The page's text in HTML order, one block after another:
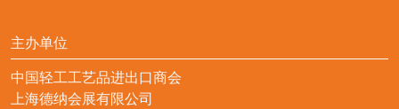
主办单位
中国轻工工艺品进出口商会
上海德纳会展有限公司